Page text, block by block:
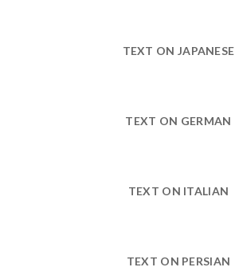
TEXT ON JAPANESE
TEXT ON GERMAN
TEXT ON ITALIAN
TEXT ON PERSIAN